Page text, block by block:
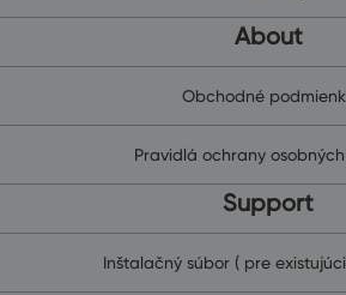
About
Obchodné
Pravidlá ochrany
Support
Inštalačný súbor ( pre